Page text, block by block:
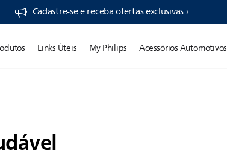
Cadastre-se e receba ofertas exclusivas ›
Links Úteis My Philips Acessórios Automotivos